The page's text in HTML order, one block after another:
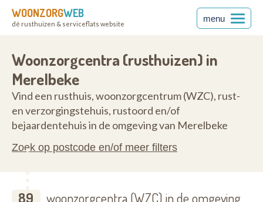
WOONZORGWEB
dé rusthuizen & serviceflats website
menu
Woonzorgcentra (rusthuizen) in
Merelbeke
Vind een rusthuis, woonzorgcentrum (WZC), rust-
en verzorgingstehuis, rustoord en/of
bejaardentehuis in de omgeving van Merelbeke
Zoek op postcode en/of meer filters
89
woonzorgcentra (WZC) in de omgeving